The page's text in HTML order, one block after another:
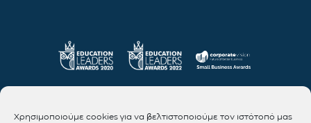
Χρησιμοποιούμε cookies για να βελτιστοποιούμε τον ιστότοπό μας